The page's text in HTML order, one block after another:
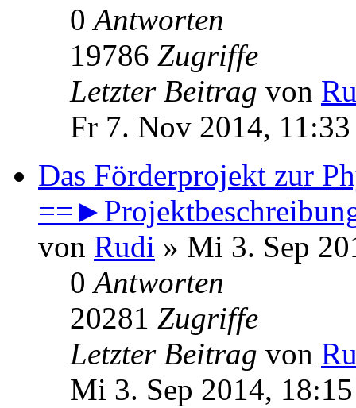
0Antworten
19786 Zugriffe
Letzter Beitrag von
Fr 7. Nov 2014, 11:33
Das Förderprojekt zur
von Rudi » Mi 3. Sep
0Antworten
20281 Zugriffe
Letzter Beitrag von
Mi 3. Sep 2014, 18:15